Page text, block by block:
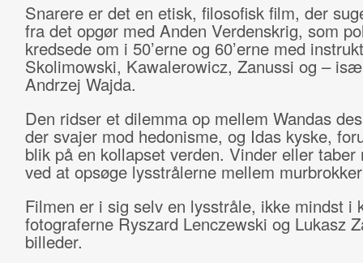
Snarere er det en etisk, filosofisk film, der
fra det opgør med Anden Verdenskrig, som
kredsede om i 50’erne og 60’erne med
Skolimowski, Kawalerowicz, Zanussi og –
Andrzej Wajda.
Den ridser et dilemma op mellem Wandas
der svajer mod hedonisme, og Idas kyske,
blik på en kollapset verden. Vinder eller taber
ved at opsøge lysstrålerne mellem
Filmen er i sig selv en lysstråle, ikke mindst i
fotograferne Ryszard Lenczewski og Lukasz
billeder.